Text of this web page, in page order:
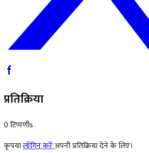
प्रतिक्रिया
0 टिप्पणीs
कृपयालॉगिन करेंअपनी प्रतिक्रिया देने के लिए।